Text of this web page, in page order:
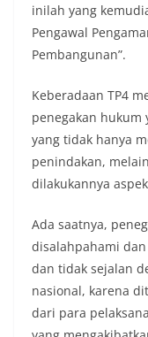
inilah yang
Pengawal
Pembangunan”.
Keberadaan TP4
penegakan hukum
yang tidak hanya
penindakan,
dilakukannya
Ada saatnya,
disalahpahami
dan tidak sejalan
nasional, karena
dari para